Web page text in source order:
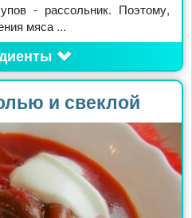
- рассольник. Поэтому,
мяса ...
и свеклой